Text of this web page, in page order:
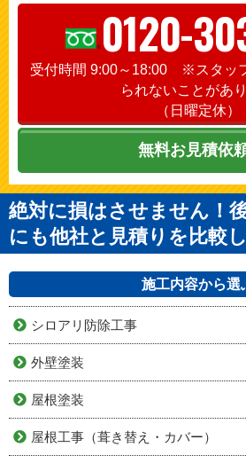
0120-
受付時間 9:00～18:00 ※スタッ
られないことがあ
（日曜定休）
無料お見積依
絶対に損はさせません！
にも他社と見積りを比較
施工内容から選
シロアリ防除工事
外壁塗装
屋根塗装
屋根工事（葺き替え・カバー）